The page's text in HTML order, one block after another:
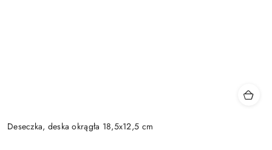
Deseczka, deska okrągła 18,5x12,5 cm